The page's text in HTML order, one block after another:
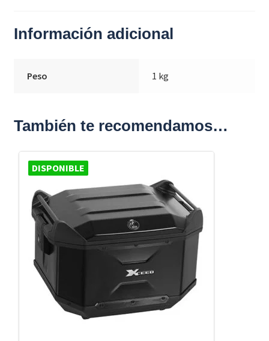
Información adicional
Peso 1 kg
También te recomendamos…
DISPONIBLE